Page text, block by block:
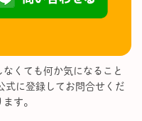
くても何か気になること
式に登録してお問合せくだ
す。